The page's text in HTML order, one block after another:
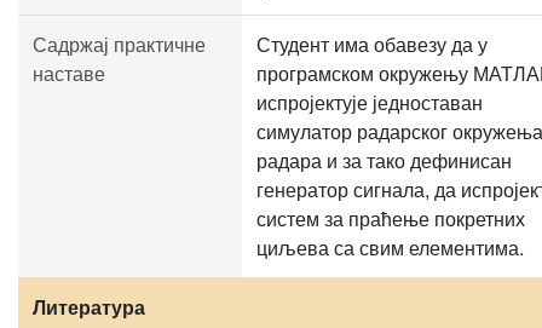
Садржај практичне
наставе
Студент има обавезу да у
програмском окружењу
испројектује једноставан
симулатор радарског
радара и за тако дефинисан
генератор сигнала, да
систем за праћење покретних
циљева са свим елементима.
Литература